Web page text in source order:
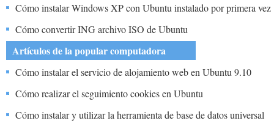
Cómo instalar Windows XP con Ubuntu instalado por primera vez
Cómo convertir ING archivo ISO de Ubuntu
Artículos de la popular computadora
Cómo instalar el servicio de alojamiento web en Ubuntu 9.10
Cómo realizar el seguimiento cookies en Ubuntu
Cómo instalar y utilizar la herramienta de base de datos universal